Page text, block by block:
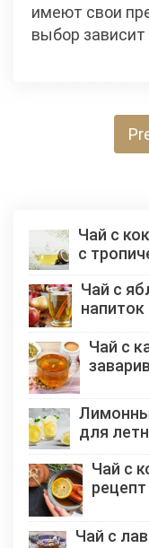
имеют свои
выбор
Чай с
с
Чай с
Чай с
для
Чай с
рецепт
Чай с